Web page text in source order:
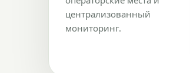
централизованный
мониторинг.